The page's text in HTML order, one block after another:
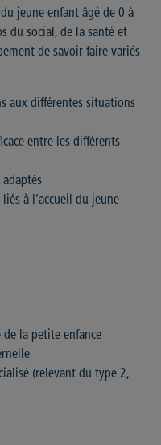
jeune enfant âgé de 0 à
du social, de la santé et
de savoir-faire variés
aux différentes situations
entre les différents
adaptés
à l’accueil du jeune
de la petite enfance
(relevant du type 2,